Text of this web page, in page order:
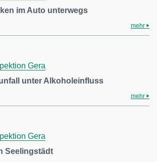
im Auto unterwegs
mehr
Gera
unter Alkoholeinfluss
mehr
Gera
Seelingstädt